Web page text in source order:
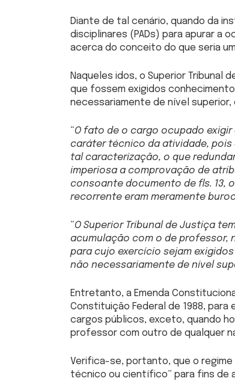
Diante de tal cenário, quando da
disciplinares (PADs) para apurar a
acerca do conceito do que seria
Naqueles idos, o Superior Tribunal
que fossem exigidos
necessariamente de nível
“O fato de o cargo ocupado exigir
caráter técnico da atividade,
tal caracterização, o que
imperiosa a comprovação de
consoante documento de fls. 13,
recorrente eram meramente
“O Superior Tribunal de Justiça
acumulação com o de professor,
para cujo exercício sejam
não necessariamente de nível
Entretanto, a Emenda
Constituição Federal de 1988,
cargos públicos, exceto, quando
professor com outro de qualquer
Verifica-se, portanto, que o
técnico ou científico” para fins de